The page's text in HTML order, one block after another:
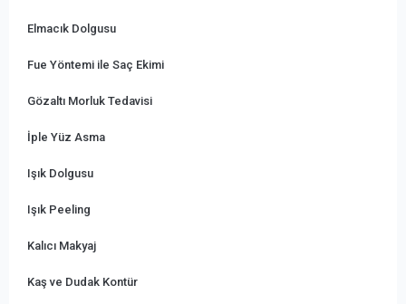
Elmacık Dolgusu
Fue Yöntemi ile Saç Ekimi
Gözaltı Morluk Tedavisi
İple Yüz Asma
Işık Dolgusu
Işık Peeling
Kalıcı Makyaj
Kaş ve Dudak Kontür